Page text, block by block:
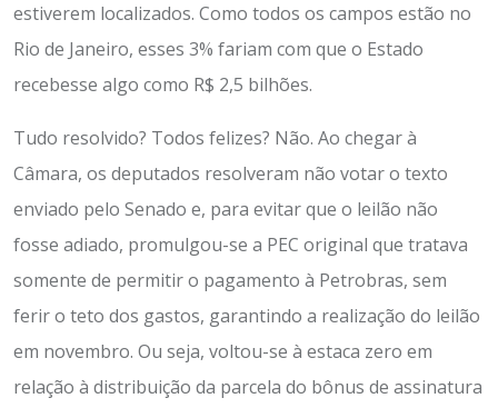
estiverem localizados. Como todos os campos estão no
Rio de Janeiro, esses 3% fariam com que o Estado
recebesse algo como R$ 2,5 bilhões.
Tudo resolvido? Todos felizes? Não. Ao chegar à
Câmara, os deputados resolveram não votar o texto
enviado pelo Senado e, para evitar que o leilão não
fosse adiado, promulgou-se a PEC original que tratava
somente de permitir o pagamento à Petrobras, sem
ferir o teto dos gastos, garantindo a realização do leilão
em novembro. Ou seja, voltou-se à estaca zero em
relação à distribuição da parcela do bônus de assinatura